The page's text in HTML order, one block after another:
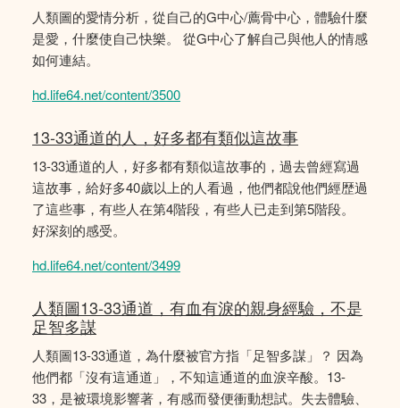
人類圖的愛情分析，從自己的G中心/薦骨中心，體驗什麼
是愛，什麼使自己快樂。 從G中心了解自己與他人的情感
如何連結。
hd.life64.net/content/3500
13-33通道的人，好多都有類似這故事
13-33通道的人，好多都有類似這故事的，過去曾經寫過
這故事，給好多40歲以上的人看過，他們都說他們經歴過
了這些事，有些人在第4階段，有些人已走到第5階段。
好深刻的感受。
hd.life64.net/content/3499
人類圖13-33通道，有血有淚的親身經驗，不是
足智多謀
人類圖13-33通道，為什麼被官方指「足智多謀」？ 因為
他們都「沒有這通道」，不知這通道的血淚辛酸。13-
33，是被環境影響著，有感而發便衝動想試。失去體驗、